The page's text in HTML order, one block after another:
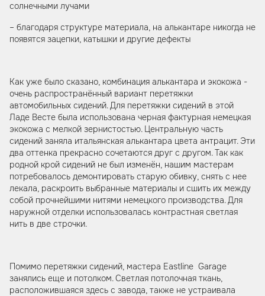
солнечными лучами
– благодаря структуре материала, на алькантаре никогда не
появятся зацепки, катышки и другие дефекты
Как уже было сказано, комбинация алькантара и экокожа -
очень распространённый вариант перетяжки
автомобильных сидений. Для перетяжки сидений в этой
Ладе Весте была использована черная фактурная немецкая
экокожа с мелкой зернистостью. Центральную часть
сидений заняла итальянская алькантара цвета антрацит. Эти
два оттенка прекрасно сочетаются друг с другом. Так как
родной крой сидений не был изменён, нашим мастерам
потребовалось демонтировать старую обивку, снять с нее
лекала, раскроить выбранные материалы и сшить их между
собой прочнейшими нитями немецкого производства. Для
наружной отделки использовалась контрастная светлая
нить в две строчки.
Помимо перетяжки сидений, мастера Eastline Garage
занялись еще и потолком. Светлая потолочная ткань,
расположившаяся здесь с завода, также не устраивала